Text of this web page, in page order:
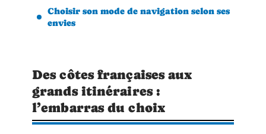
Choisir son mode de navigation selon ses
envies
Des côtes françaises aux
grands itinéraires :
l’embarras du choix